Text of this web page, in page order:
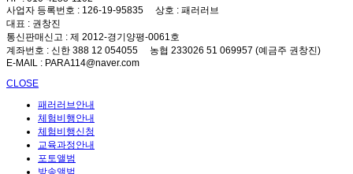
사업자 등록번호 : 126-19-95835 상호 : 패러러브
대표 : 권창진
통신판매신고 : 제 2012-경기양평-0061호
계좌번호 : 신한 388 12 054055 농협 233026 51 069957 (예금주 권창진)
E-MAIL : PARA114@naver.com
CLOSE
패러러브안내
체험비행안내
체험비행신청
교육과정안내
포토앨범
방송앨범